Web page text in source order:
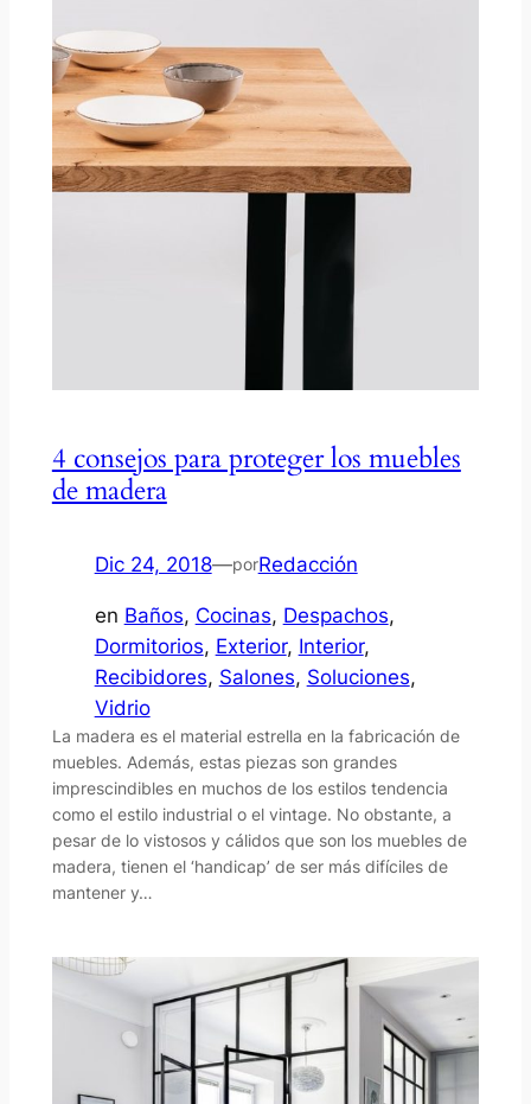
4 consejos para proteger los muebles
de madera
Dic 24, 2018—porRedacción
en Baños, Cocinas, Despachos
Dormitorios, Exterior, Interior
Recibidores, Salones, Soluciones
Vidrio
La madera es el material estrella en la fabricación de
muebles. Además, estas piezas son grandes
imprescindibles en muchos de los estilos tendencia
como el estilo industrial o el vintage. No obstante, a
pesar de lo vistosos y cálidos que son los muebles de
madera, tienen el ‘handicap’ de ser más difíciles de
mantener y…